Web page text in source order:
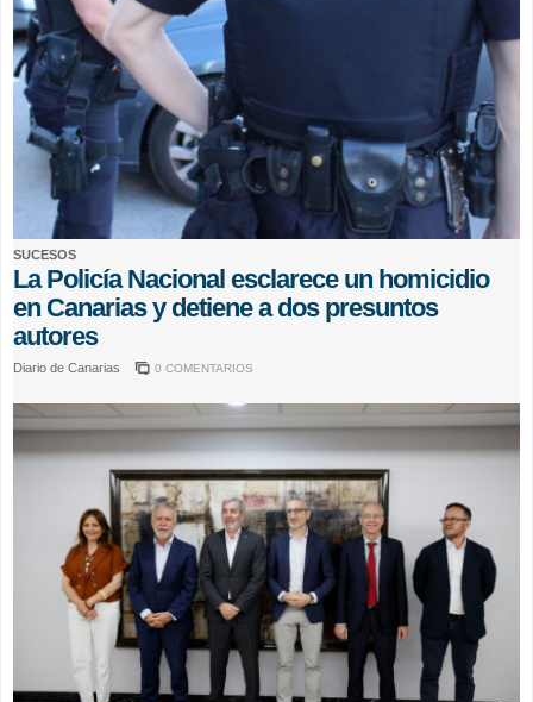
SUCESOS
La Policía Nacional esclarece un homicidio
en Canarias y detiene a dos presuntos
autores
Diario de Canarias 0 COMENTARIOS